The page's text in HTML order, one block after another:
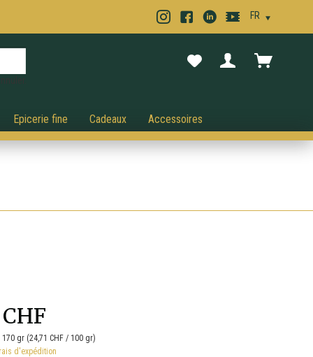
Epicerie fine Cadeaux Accessoires
170 gr (24,71 CHF / 100 gr)
d'expédition